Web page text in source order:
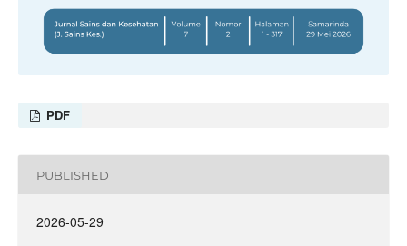
PDF
PUBLISHED
2026-05-29